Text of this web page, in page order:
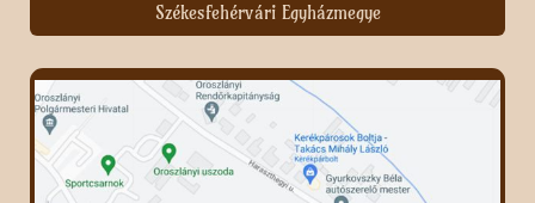
Székesfehérvári Egyházmegye